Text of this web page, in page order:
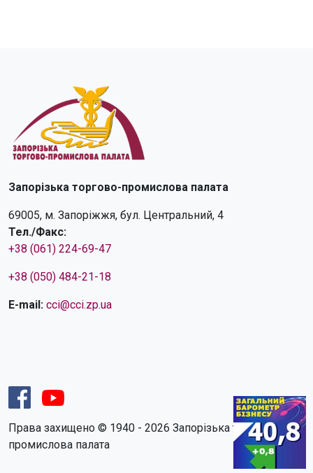
Запорізька торгово-промислова палата
69005, м. Запоріжжя, бул. Центральний, 4
Тел./Факс:
+38 (061) 224-69-47
+38 (050) 484-21-18
E-mail: cci@cci.zp.ua
Права захищено © 1940 - 2026 Запорізька торгово-
промислова палата